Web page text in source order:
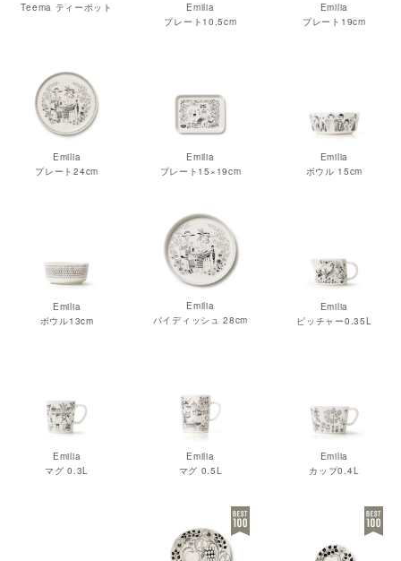
Teema ティーポット
Emilia
プレート10.5cm
Emilia
プレート19cm
Emilia
プレート24cm
Emilia
プレート15×19cm
Emilia
ボウル 15cm
Emilia
ボウル13cm
Emilia
パイディッシュ 28cm
Emilia
ピッチャー0.35L
Emilia
マグ 0.3L
Emilia
マグ 0.5L
Emilia
カップ0.4L